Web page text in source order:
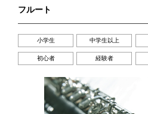
フルート
小学生 中学生以上
初心者 経験者